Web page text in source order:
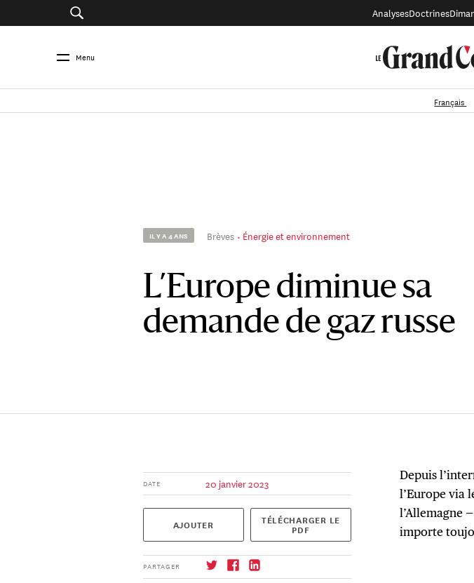
AnalysesDoctrines
Menu
Français
IL Y A 4 ANS Brèves Énergie et environnement
L’Europe diminue sa
demande de gaz russe
DATE 20 janvier 2023
AJOUTER TÉLÉCHARGER LE
PDF
PARTAGER
Depuis
l’Europe via
l’Allemagne
importe